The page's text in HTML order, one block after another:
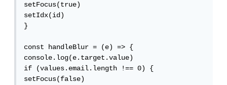
setFocus(true)
setIdx(id)
}
const handleBlur = (e) => {
console.log(e.target.value)
if (values.email.length !== 0) {
setFocus(false)